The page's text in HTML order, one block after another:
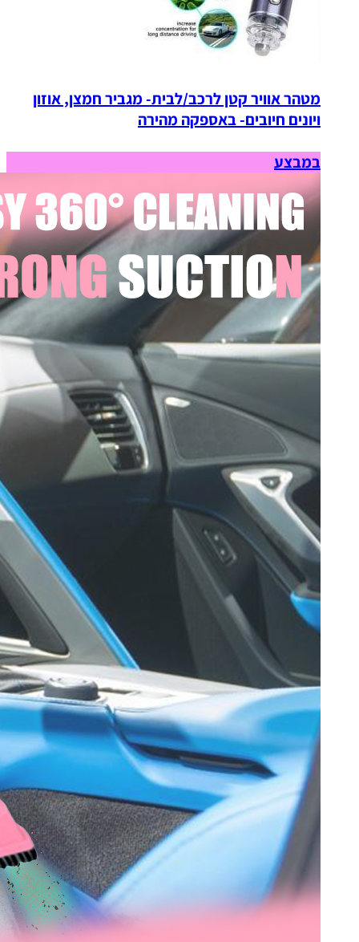
מטהר אוויר קטן לרכב/לבית- מגביר חמצן, אוזון
ויונים חיובים- באספקה מהירה
במבצע